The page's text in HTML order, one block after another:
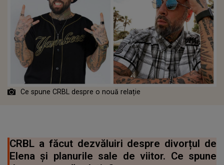
Ce spune CRBL despre o nouă relație
CRBL a făcut dezvăluiri despre divorțul de
Elena și planurile sale de viitor. Ce spune